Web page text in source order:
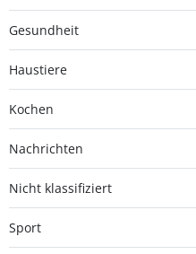
Gesundheit
Haustiere
Kochen
Nachrichten
Nicht klassifiziert
Sport